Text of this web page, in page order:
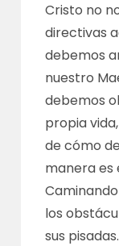
Cristo no
directivas
debemos
nuestro
debemos
propia
de cómo
manera es
los
sus